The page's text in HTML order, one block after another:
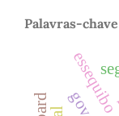
Palavras-chave